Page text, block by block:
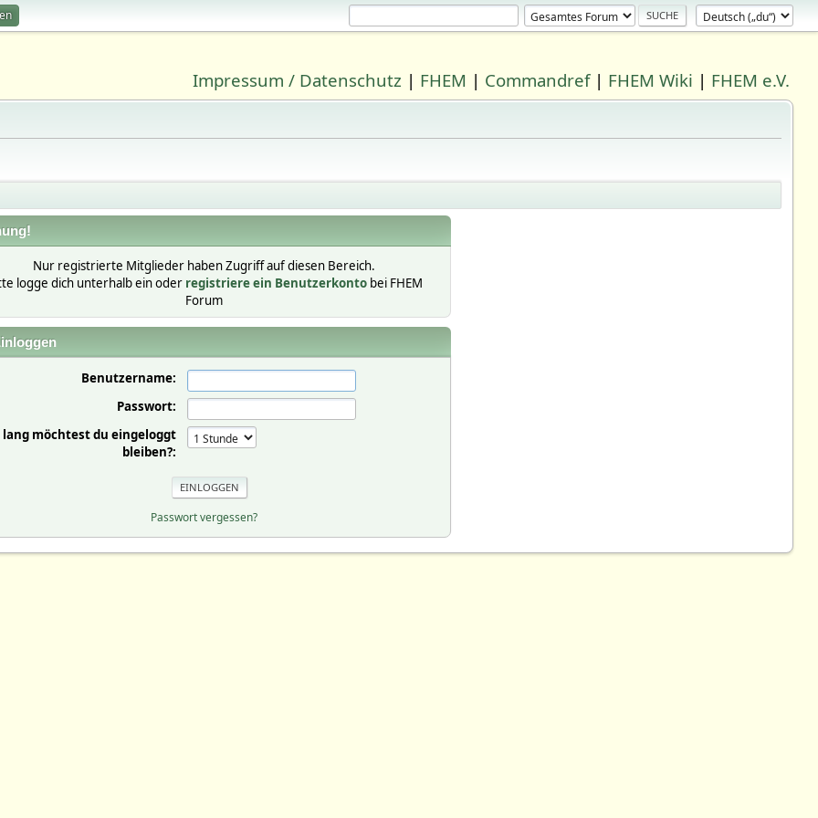
Impressum / Datenschutz | FHEM | Commandref| FHEM Wiki | FHEM e.V.
Nur registrierte Mitglieder haben Zugriff auf diesen Bereich.
logge dich unterhalb ein oder registriere ein Benutzerkontobei FHEM
Forum
Benutzername:
Passwort:
lang möchtest du eingeloggt
bleiben?:
Passwort vergessen?